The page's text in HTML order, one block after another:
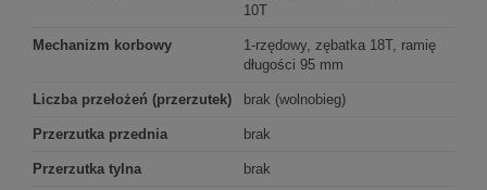
10T
Mechanizm korbowy
1-rzędowy, zębatka 18T, ramię
długości 95 mm
Liczba przełożeń (przerzutek) brak (wolnobieg)
Przerzutka przednia brak
Przerzutka tylna brak